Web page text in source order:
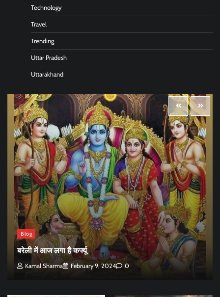
Technology
Travel
Trending
Uttar Pradesh
Uttarakhand
Blog
बरेली में आज लगा है कर्फ्यू
Kamal Sharma February 9, 2024 0